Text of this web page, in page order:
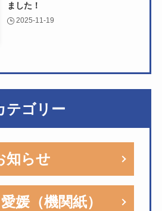
ました！
2025-11-19
テゴリー
知らせ
媛（機関紙）